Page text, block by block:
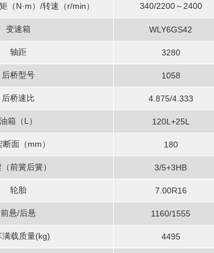
（N·m）/转速（r/min） 340/2200～2400
变速箱 WLY6GS42
轴距 3280
后桥型号 1058
后桥速比 4.875/4.333
油箱（L） 120L+25L
断面（mm） 180
前簧后簧） 3/5+3HB
轮胎 7.00R16
前悬/后悬 1160/1555
满载质量(kg) 4495